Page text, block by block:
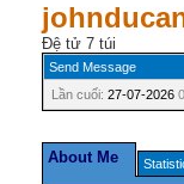
Đệ tử 7 túi
Send Message
Lần cuối: 27-07-2026
About Me